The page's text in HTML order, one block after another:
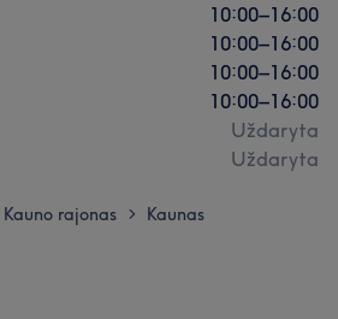
10:00–16:00
10:00–16:00
10:00–16:00
10:00–16:00
Uždaryta
Uždaryta
Kauno rajonas > Kaunas